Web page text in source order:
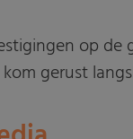
op de
gerust